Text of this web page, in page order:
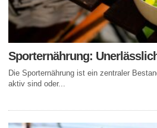
Sporternährung:
Die Sporternährung ist ein zentraler
aktiv sind oder...